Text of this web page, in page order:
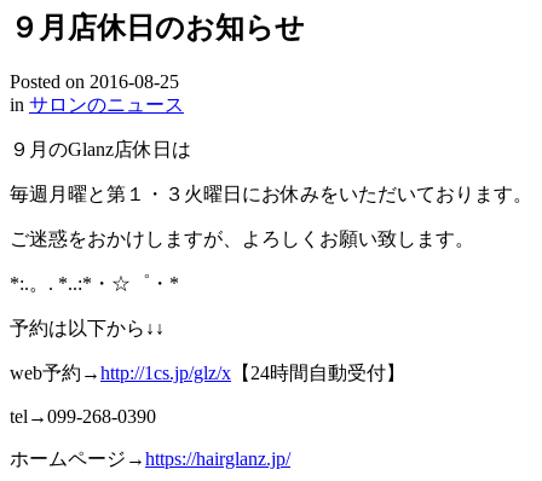
９月店休日のお知らせ
Posted on 2016-08-25
in サロンのニュース
９月のGlanz店休日は
毎週月曜と第１・３火曜日にお休みをいただいております。
ご迷惑をおかけしますが、よろしくお願い致します。
*:.。. *..:*・☆゜・*
予約は以下から↓↓
web予約→http://1cs.jp/glz/x 【24時間自動受付】
tel→099-268-0390
ホームページ→https://hairglanz.jp/